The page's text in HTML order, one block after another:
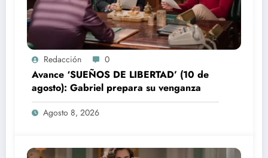
Redacción 0
Avance ‘SUEÑOS DE LIBERTAD’ (10 de
agosto): Gabriel prepara su venganza
Agosto 8, 2026